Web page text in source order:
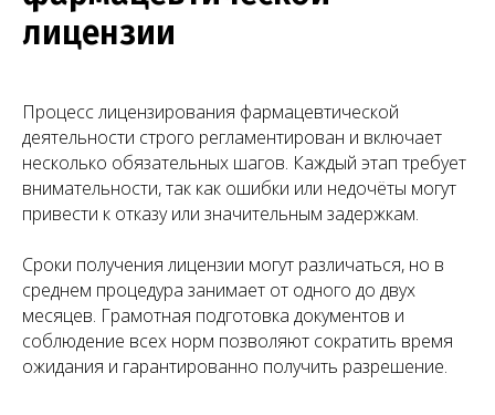
лицензии
Процесс лицензирования фармацевтической
деятельности строго регламентирован и включает
несколько обязательных шагов. Каждый этап требует
внимательности, так как ошибки или недочёты могут
привести к отказу или значительным задержкам.
Сроки получения лицензии могут различаться, но в
среднем процедура занимает от одного до двух
месяцев. Грамотная подготовка документов и
соблюдение всех норм позволяют сократить время
ожидания и гарантированно получить разрешение.
Матвеева Евгения
Александровна
Мирзоева Маги